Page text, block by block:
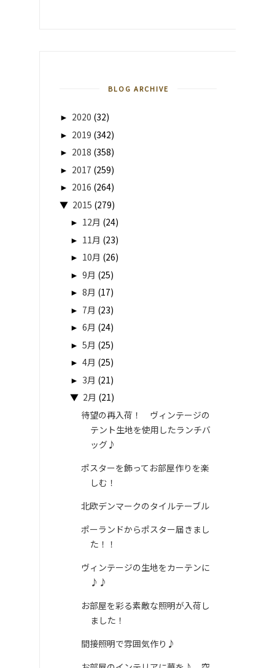
BLOG ARCHIVE
► 2020 (32)
► 2019 (342)
► 2018 (358)
► 2017 (259)
► 2016 (264)
▼ 2015 (279)
► 12月 (24)
► 11月 (23)
► 10月 (26)
► 9月 (25)
► 8月 (17)
► 7月 (23)
► 6月 (24)
► 5月 (25)
► 4月 (25)
► 3月 (21)
▼ 2月 (21)
待望の再入荷！ ヴィンテージの
テント生地を使用したランチバ
ッグ♪
ポスターを飾ってお部屋作りを楽
しむ！
北欧デンマークのタイルテーブル
ポーランドからポスター届きまし
た！！
ヴィンテージの生地をカーテンに
♪♪
お部屋を彩る素敵な照明が入荷し
ました！
間接照明で雰囲気作り♪